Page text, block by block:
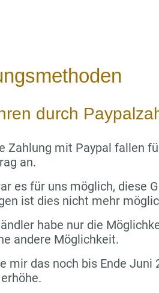
durch
Zahlung mit Paypal fallen
an.
es für uns möglich, diese
ist dies nicht mehr
habe nur die
andere Möglichkeit.
mir das noch bis Ende